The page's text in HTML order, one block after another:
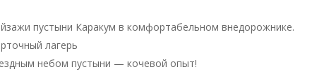
пустыни Каракум в комфортабельном внедорожнике.
лагерь
небом пустыни — кочевой опыт!